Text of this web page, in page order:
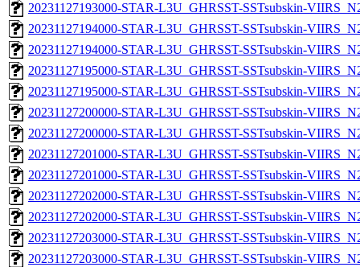
20231127193000-STAR-L3U_GHRSST-SSTsubskin-
20231127194000-STAR-L3U_GHRSST-SSTsubskin-
20231127194000-STAR-L3U_GHRSST-SSTsubskin-
20231127195000-STAR-L3U_GHRSST-SSTsubskin-
20231127195000-STAR-L3U_GHRSST-SSTsubskin-
20231127200000-STAR-L3U_GHRSST-SSTsubskin-
20231127200000-STAR-L3U_GHRSST-SSTsubskin-
20231127201000-STAR-L3U_GHRSST-SSTsubskin-
20231127201000-STAR-L3U_GHRSST-SSTsubskin-
20231127202000-STAR-L3U_GHRSST-SSTsubskin-
20231127202000-STAR-L3U_GHRSST-SSTsubskin-
20231127203000-STAR-L3U_GHRSST-SSTsubskin-
20231127203000-STAR-L3U_GHRSST-SSTsubskin-